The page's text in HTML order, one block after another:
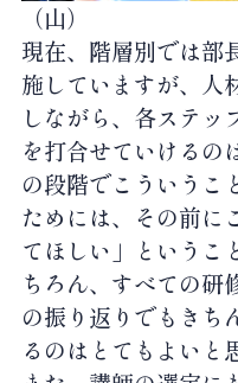
（山）
現在、階層別では部
施していますが、人
しながら、各ステッ
を打合せていけるの
の段階でこういうこ
ためには、その前に
てほしい」というこ
ちろん、すべての研
の振り返りでもきち
るのはとてもよいと